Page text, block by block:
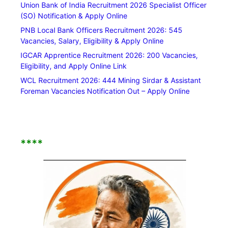
Union Bank of India Recruitment 2026 Specialist Officer
(SO) Notification & Apply Online
PNB Local Bank Officers Recruitment 2026: 545
Vacancies, Salary, Eligibility & Apply Online
IGCAR Apprentice Recruitment 2026: 200 Vacancies,
Eligibility, and Apply Online Link
WCL Recruitment 2026: 444 Mining Sirdar & Assistant
Foreman Vacancies Notification Out – Apply Online
****